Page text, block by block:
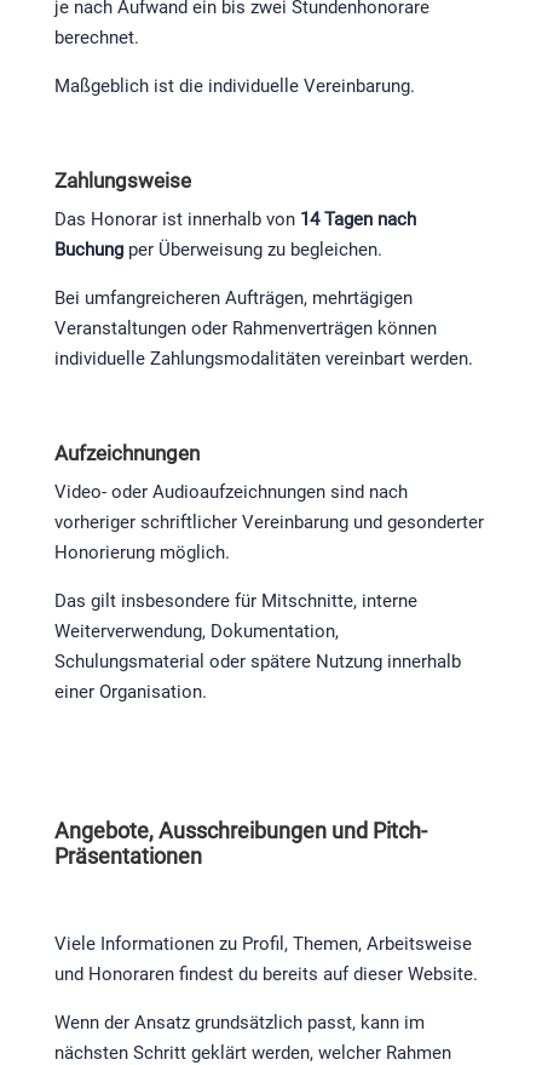
je nach Aufwand ein bis zwei Stundenhonorare
berechnet.
Maßgeblich ist die individuelle Vereinbarung.
Zahlungsweise
Das Honorar ist innerhalb von 14 Tagen nach
Buchungper Überweisung zu begleichen.
Bei umfangreicheren Aufträgen, mehrtägigen
Veranstaltungen oder Rahmenverträgen können
individuelle Zahlungsmodalitäten vereinbart werden.
Aufzeichnungen
Video- oder Audioaufzeichnungen sind nach
vorheriger schriftlicher Vereinbarung und gesonderter
Honorierung möglich.
Das gilt insbesondere für Mitschnitte, interne
Weiterverwendung, Dokumentation,
Schulungsmaterial oder spätere Nutzung innerhalb
einer Organisation.
Angebote, Ausschreibungen und Pitch-
Präsentationen
Viele Informationen zu Profil, Themen, Arbeitsweise
und Honoraren findest du bereits auf dieser Website.
Wenn der Ansatz grundsätzlich passt, kann im
nächsten Schritt geklärt werden, welcher Rahmen